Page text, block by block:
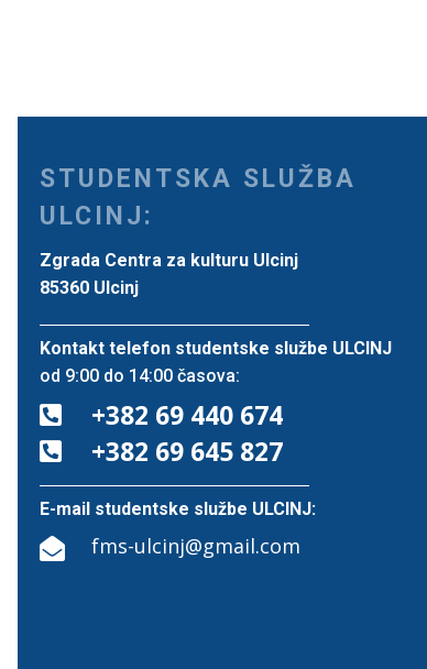
STUDENTSKA SLUŽBA
ULCINJ:
Zgrada Centra za kulturu Ulcinj
85360 Ulcinj
Kontakt telefon studentske službe ULCINJ
od 9:00 do 14:00 časova:
 +382 69 440 674
 +382 69 645 827
E-mail studentske službe ULCINJ:
 fms-ulcinj@gmail.com